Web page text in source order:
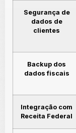
Segurança de
dados de
clientes
Backup dos
dados fiscais
Integração com
Receita Federal